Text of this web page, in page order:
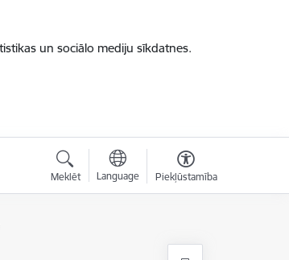
un sociālo mediju sīkdatnes.
Meklēt Language Piekļūstamība